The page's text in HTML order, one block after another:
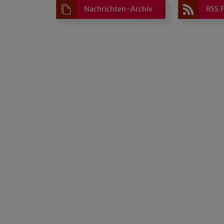
Nachrichten-Archiv RSS